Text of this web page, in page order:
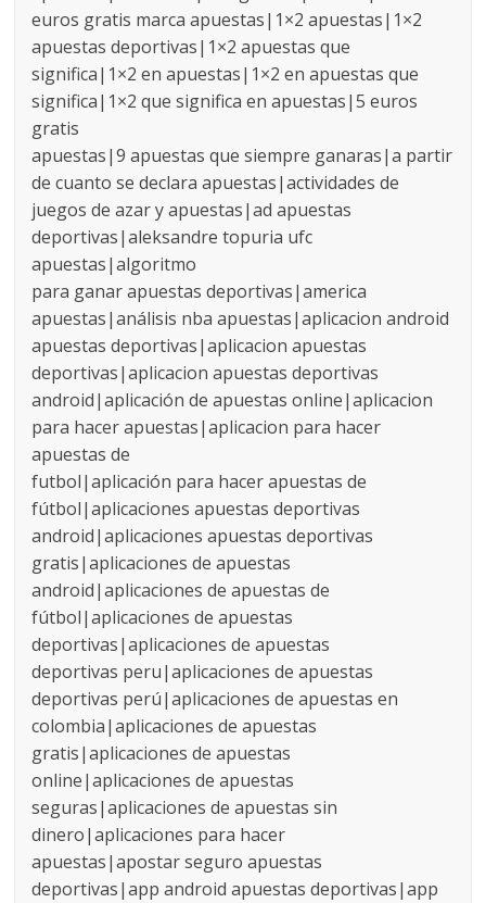
euros gratis marca apuestas|1×2 apuestas|1×2
apuestas deportivas|1×2 apuestas que
significa|1×2 en apuestas|1×2 en apuestas que
significa|1×2 que significa en apuestas|5 euros
gratis
apuestas|9 apuestas que siempre ganaras|a partir
de cuanto se declara apuestas|actividades de
juegos de azar y apuestas|ad apuestas
deportivas|aleksandre topuria ufc
apuestas|algoritmo
para ganar apuestas deportivas|america
apuestas|análisis nba apuestas|aplicacion android
apuestas deportivas|aplicacion apuestas
deportivas|aplicacion apuestas deportivas
android|aplicación de apuestas online|aplicacion
para hacer apuestas|aplicacion para hacer
apuestas de
futbol|aplicación para hacer apuestas de
fútbol|aplicaciones apuestas deportivas
android|aplicaciones apuestas deportivas
gratis|aplicaciones de apuestas
android|aplicaciones de apuestas de
fútbol|aplicaciones de apuestas
deportivas|aplicaciones de apuestas
deportivas peru|aplicaciones de apuestas
deportivas perú|aplicaciones de apuestas en
colombia|aplicaciones de apuestas
gratis|aplicaciones de apuestas
online|aplicaciones de apuestas
seguras|aplicaciones de apuestas sin
dinero|aplicaciones para hacer
apuestas|apostar seguro apuestas
deportivas|app android apuestas deportivas|app